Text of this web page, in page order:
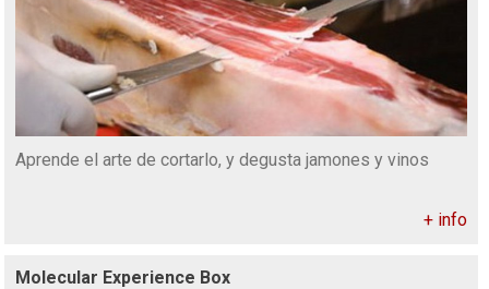
Aprende el arte de cortarlo, y degusta jamones y vinos
+ info
Molecular Experience Box